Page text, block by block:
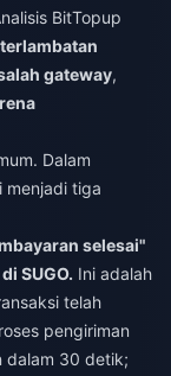
BitTopup
gateway,
Dalam
menjadi tiga
selesai"
SUGO. Ini adalah
telah
pengiriman
dalam 30 detik;